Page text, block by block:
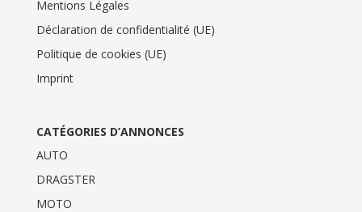
Mentions Légales
Déclaration de confidentialité (UE)
Politique de cookies (UE)
Imprint
CATÉGORIES D’ANNONCES
AUTO
DRAGSTER
MOTO